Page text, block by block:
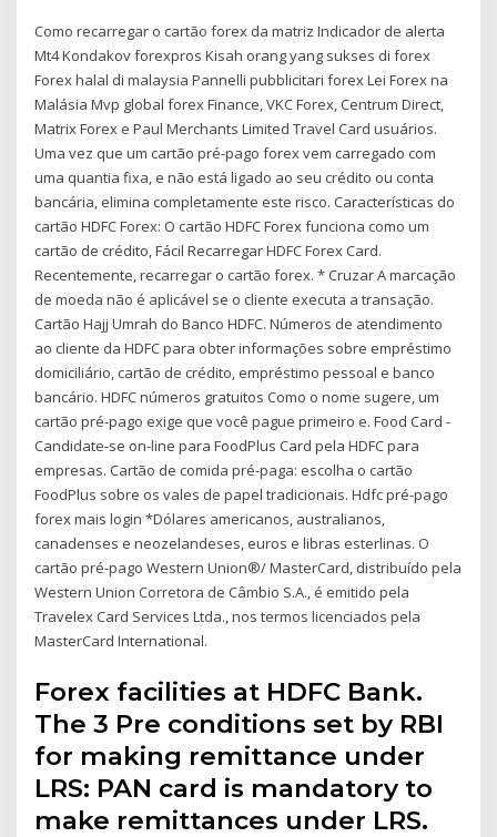
Como recarregar o cartão forex da matriz Indicador de alerta
Mt4 Kondakov forexpros Kisah orang yang sukses di forex
Forex halal di malaysia Pannelli pubblicitari forex Lei Forex na
Malásia Mvp global forex Finance, VKC Forex, Centrum Direct,
Matrix Forex e Paul Merchants Limited Travel Card usuários.
Uma vez que um cartão pré-pago forex vem carregado com
uma quantia fixa, e não está ligado ao seu crédito ou conta
bancária, elimina completamente este risco. Características do
cartão HDFC Forex: O cartão HDFC Forex funciona como um
cartão de crédito, Fácil Recarregar HDFC Forex Card.
Recentemente, recarregar o cartão forex. * Cruzar A marcação
de moeda não é aplicável se o cliente executa a transação.
Cartão Hajj Umrah do Banco HDFC. Números de atendimento
ao cliente da HDFC para obter informações sobre empréstimo
domiciliário, cartão de crédito, empréstimo pessoal e banco
bancário. HDFC números gratuitos Como o nome sugere, um
cartão pré-pago exige que você pague primeiro e. Food Card -
Candidate-se on-line para FoodPlus Card pela HDFC para
empresas. Cartão de comida pré-paga: escolha o cartão
FoodPlus sobre os vales de papel tradicionais. Hdfc pré-pago
forex mais login *Dólares americanos, australianos,
canadenses e neozelandeses, euros e libras esterlinas. O
cartão pré-pago Western Union®/ MasterCard, distribuído pela
Western Union Corretora de Câmbio S.A., é emitido pela
Travelex Card Services Ltda., nos termos licenciados pela
MasterCard International.
Forex facilities at HDFC Bank.
The 3 Pre conditions set by RBI
for making remittance under
LRS: PAN card is mandatory to
make remittances under LRS.